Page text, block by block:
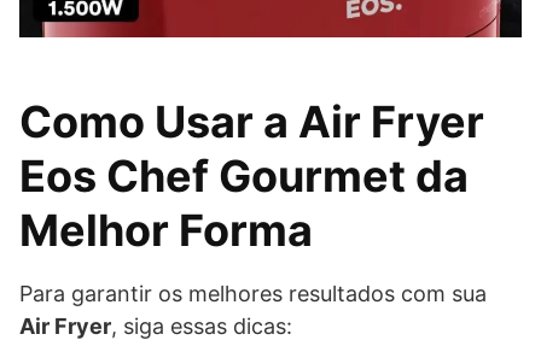
Como Usar a Air Fryer
Eos Chef Gourmet da
Melhor Forma
Para garantir os melhores resultados com sua
Air Fryer, siga essas dicas: